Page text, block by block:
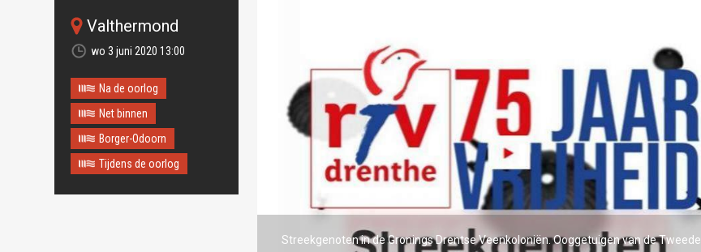
Valthermond
wo 3 juni 2020 13:00
Na de oorlog
Net binnen
Borger-Odoorn
Tijdens de oorlog
Streekgenoten in de Gronings Drentse Veenkoloniën. Ooggetuigen van de Tweede